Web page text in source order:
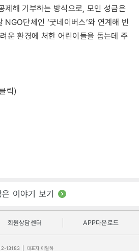
제해 기부하는 방식으로, 모인 성금은
NGO단체인 ‘굿네이버스’와 연계해 빈
운 환경에 처한 어린이들을 돕는데 주
(클릭)
이야기 보기
회원상담센터 APP다운로드
13183 대표자 이일하